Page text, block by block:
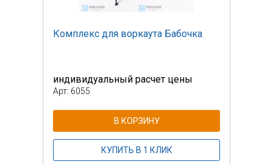
Комплекс для воркаута Бабочка
индивидуальный расчет цены
Арт: 6055
В КОРЗИНУ
КУПИТЬ В 1 КЛИК